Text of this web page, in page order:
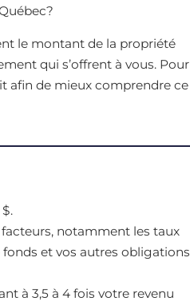
le montant de la propriété
qui s’offrent à vous. Pour
afin de mieux comprendre ce
notamment les taux
et vos autres obligations
à 3,5 à 4 fois votre revenu